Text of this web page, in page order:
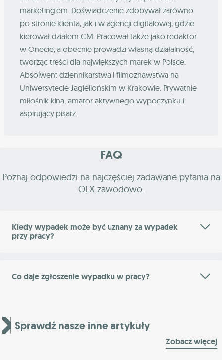
marketingiem. Doświadczenie zdobywał zarówno
po stronie klienta, jak i w agencji digitalowej, gdzie
kierował działem CM. Pracował także jako redaktor
w Onecie, a obecnie prowadzi własną działalność,
tworząc treści dla największych marek w Polsce.
Absolwent dziennikarstwa i filmoznawstwa na
Uniwersytecie Jagiellońskim w Krakowie. Prywatnie
miłośnik kina, amator aktywnego wypoczynku i
aspirujący pisarz.
FAQ
Poznaj odpowiedzi na najczęściej zadawane pytania na
OLX zawodowo.
Kiedy wypadek może być uznany za wypadek
przy pracy?
Co daje zgłoszenie wypadku w pracy?
Sprawdź nasze inne artykuły
Zobacz więcej